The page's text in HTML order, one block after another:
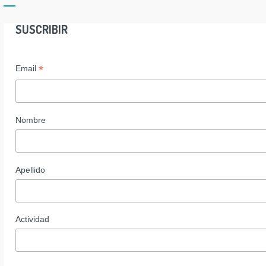
SUSCRIBIR
Email *
Nombre
Apellido
Actividad